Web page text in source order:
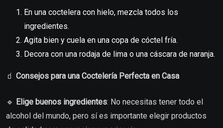
En una coctelera con hielo, mezcla todos los
ingredientes.
Agita bien y cuela en una copa de cóctel fría.
Decora con una rodaja de lima o una cáscara de naranja.
🧃 Consejos para una Coctelería Perfecta en Casa
🔹 Elige buenos ingredientes: No necesitas tener todo el
alcohol del mundo, pero sí es importante elegir productos